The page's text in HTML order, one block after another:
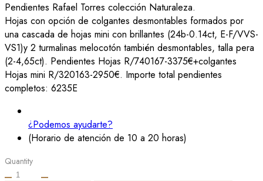
Pendientes Rafael Torres colección Naturaleza.
Hojas con opción de colgantes desmontables formados por
una cascada de hojas mini con brillantes (24b-0.14ct, E-F/VVS-
VS1)y 2 turmalinas melocotón también desmontables, talla pera
(2-4,65ct). Pendientes Hojas R/740167-3375€+colgantes
Hojas mini R/320163-2950€. Importe total pendientes
completos: 6235E
¿Podemos ayudarte?
(Horario de atención de 10 a 20 horas)
Quantity